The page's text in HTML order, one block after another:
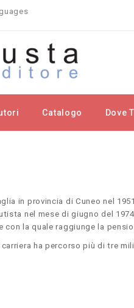
Catalogo Dove
in provincia di Cuneo nel
nel mese di giugno del
con la quale raggiunge la
carriera ha percorso più di tre